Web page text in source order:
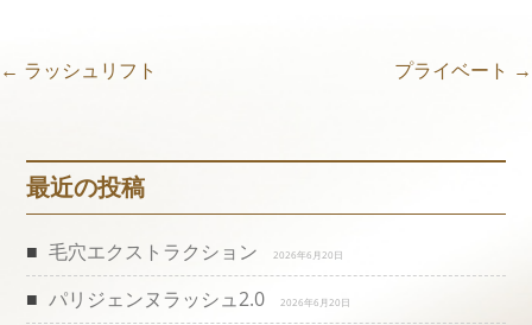
投
ナ
ビ
ゲ
← ラッシュリフト プライベート →
最近の投稿
毛穴エクストラクション 2026年6月20日
パリジェンヌラッシュ2.0 2026年6月20日